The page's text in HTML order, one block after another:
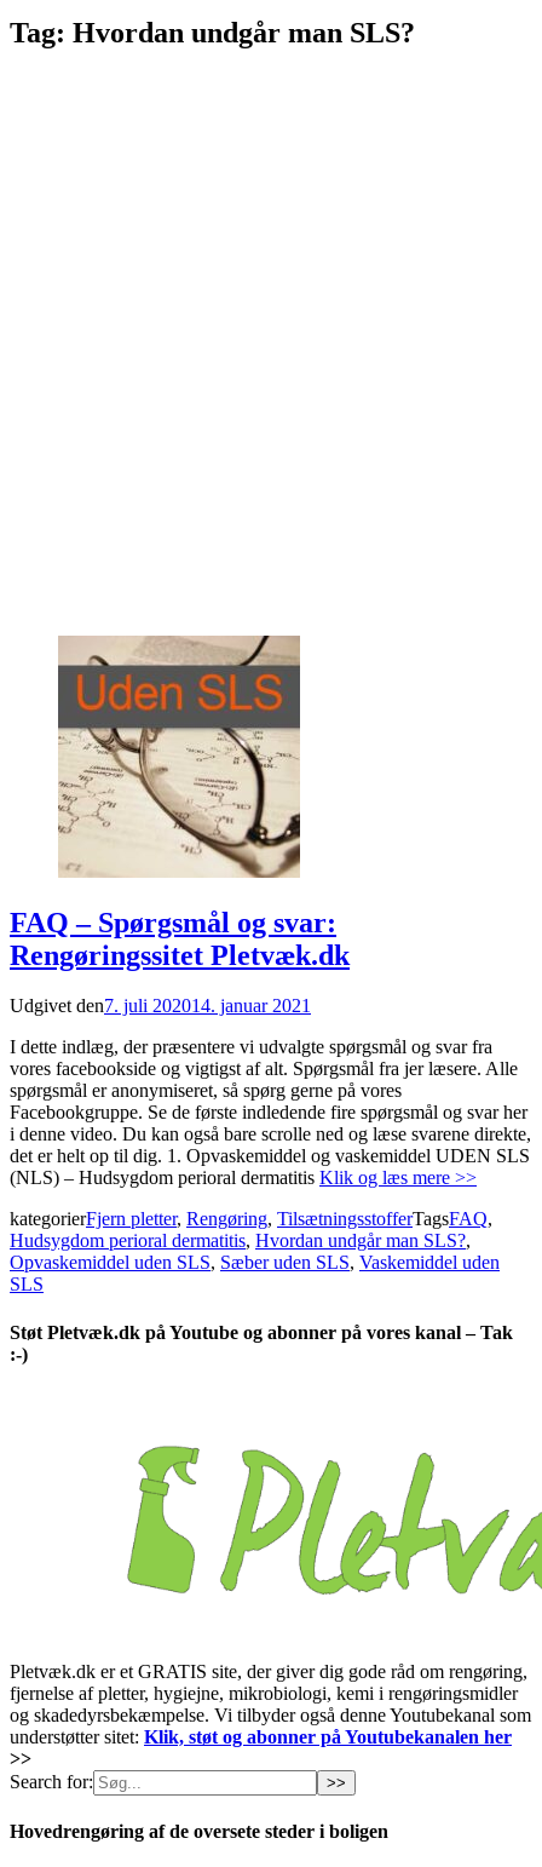
Tag: Hvordan undgår man SLS?
FAQ – Spørgsmål og svar:
Rengøringssitet Pletvæk.dk
Udgivet den7. juli 202014. januar 2021
I dette indlæg, der præsentere vi udvalgte spørgsmål og svar fra
vores facebookside og vigtigst af alt. Spørgsmål fra jer læsere. Alle
spørgsmål er anonymiseret, så spørg gerne på vores
Facebookgruppe. Se de første indledende fire spørgsmål og svar her
i denne video. Du kan også bare scrolle ned og læse svarene direkte,
det er helt op til dig. 1. Opvaskemiddel og vaskemiddel UDEN SLS
(NLS) – Hudsygdom perioral dermatitis Klik og læs mere >>
kategorierFjern pletter, Rengøring, TilsætningsstofferTagsFAQ,
Hudsygdom perioral dermatitis, Hvordan undgår man SLS?,
Opvaskemiddel uden SLS, Sæber uden SLS, Vaskemiddel uden
SLS
Støt Pletvæk.dk på Youtube og abonner på vores kanal – Tak
:-)
Pletvæk.dk er et GRATIS site, der giver dig gode råd om rengøring,
fjernelse af pletter, hygiejne, mikrobiologi, kemi i rengøringsmidler
og skadedyrsbekæmpelse. Vi tilbyder også denne Youtubekanal som
understøtter sitet: Klik, støt og abonner på Youtubekanalen her
>>
Search for:
Hovedrengøring af de oversete steder i boligen